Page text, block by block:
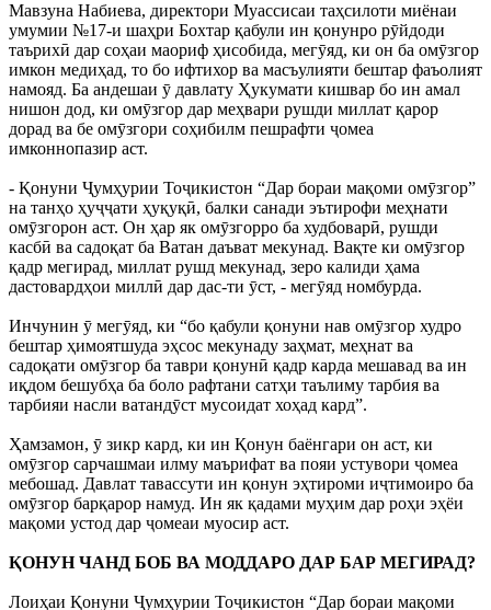
Мавзуна Набиева, директори Муассисаи таҳсилоти миёнаи
умумии №17-и шаҳри Бохтар қабули ин қонунро рӯйдоди
таърихӣ дар соҳаи маориф ҳисобида, мегӯяд, ки он ба омӯзгор
имкон медиҳад, то бо ифтихор ва масъулияти бештар фаъолият
намояд. Ба андешаи ӯ давлату Ҳукумати кишвар бо ин амал
нишон дод, ки омӯзгор дар меҳвари рушди миллат қарор
дорад ва бе омӯзгори соҳибилм пешрафти ҷомеа
имконнопазир аст.
- Қонуни Ҷумҳурии Тоҷикистон “Дар бораи мақоми омӯзгор”
на танҳо ҳуҷҷати ҳуқуқӣ, балки санади эътирофи меҳнати
омӯзгорон аст. Он ҳар як омӯзгорро ба худбоварӣ, рушди
касбӣ ва садоқат ба Ватан даъват мекунад. Вақте ки омӯзгор
қадр мегирад, миллат рушд мекунад, зеро калиди ҳама
дастовардҳои миллӣ дар дас-ти ӯст, - мегӯяд номбурда.
Инчунин ӯ мегӯяд, ки “бо қабули қонуни нав омӯзгор худро
бештар ҳимоятшуда эҳсос мекунаду заҳмат, меҳнат ва
садоқати омӯзгор ба таври қонунӣ қадр карда мешавад ва ин
иқдом бешубҳа ба боло рафтани сатҳи таълиму тарбия ва
тарбияи насли ватандӯст мусоидат хоҳад кард”.
Ҳамзамон, ӯ зикр кард, ки ин Қонун баёнгари он аст, ки
омӯзгор сарчашмаи илму маърифат ва пояи устувори ҷомеа
мебошад. Давлат тавассути ин қонун эҳтироми иҷтимоиро ба
омӯзгор барқарор намуд. Ин як қадами муҳим дар роҳи эҳёи
мақоми устод дар ҷомеаи муосир аст.
ҚОНУН ЧАНД БОБ ВА МОДДАРО ДАР БАР МЕГИРАД?
Лоиҳаи Қонуни Ҷумҳурии Тоҷикистон “Дар бораи мақоми